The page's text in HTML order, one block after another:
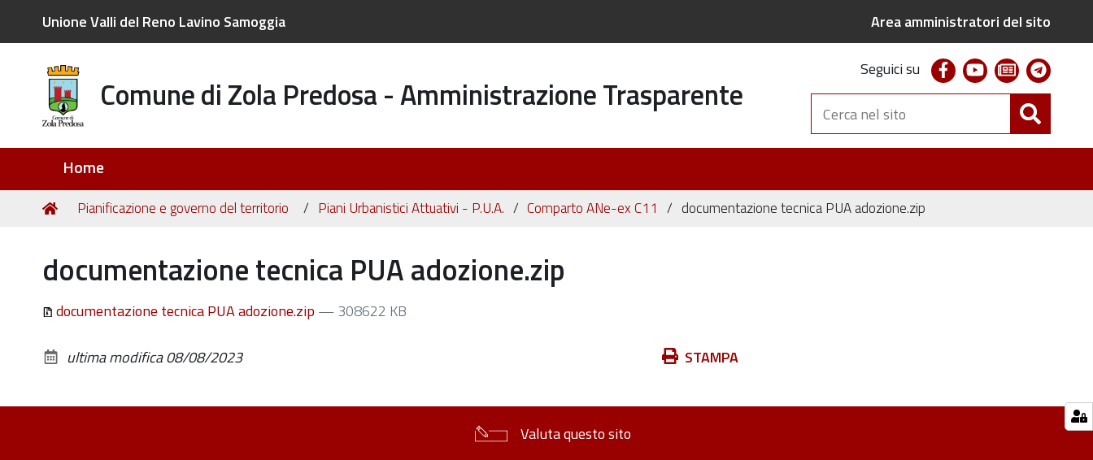
Unione Valli del Reno Lavino Samoggia Area amministratori del sito
Comune di Zola Predosa - Amministrazione Trasparente
Seguici su facebookyoutubenewsletter
Cerca
nel
sito
Home
Tu
Home
Pianificazione e governo del territorio Piani Urbanistici Attuativi - P.U.A. Comparto ANe-ex C11 documentazione tecnica PUA adozione.zip
documentazione tecnica PUA adozione.zip
documentazione tecnica PUA adozione.zip — 308622 KB
Azioni STAMPA
ultima modifica08/08/2023
Valuta questo sito